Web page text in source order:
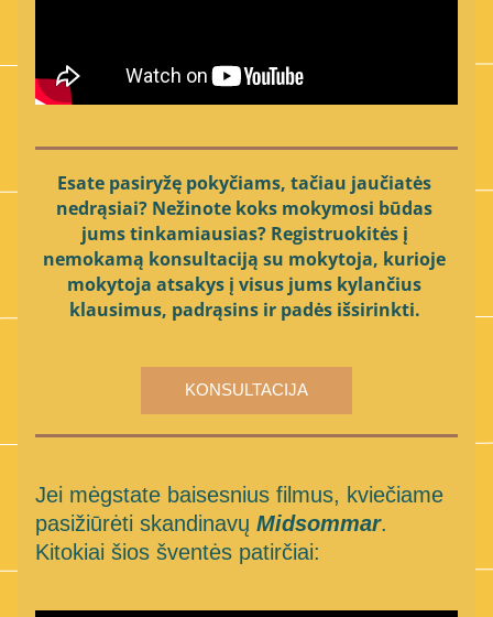
Esate pasiryžę pokyčiams, tačiau jaučiatės
nedrąsiai? Nežinote koks mokymosi būdas
jums tinkamiausias? Registruokitės į
nemokamą konsultaciją su mokytoja, kurioje
mokytoja atsakys į visus jums kylančius
klausimus, padrąsins ir padės išsirinkti.
KONSULTACIJA
Jei mėgstate baisesnius filmus, kviečiame
pasižiūrėti skandinavų Midsommar.
Kitokiai šios šventės patirčiai: